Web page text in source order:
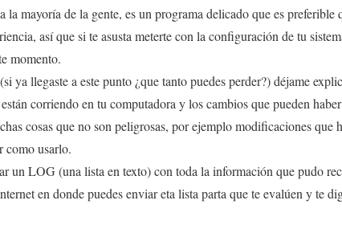
mayoría de la gente, es un programa delicado que es preferible
así que si te asusta meterte con la configuración de tu
momento.
ya llegaste a este punto ¿que tanto puedes perder?) déjame
corriendo en tu computadora y los cambios que pueden
cosas que no son peligrosas, por ejemplo modificaciones que
como usarlo.
un LOG (una lista en texto) con toda la información que pudo
en donde puedes enviar eta lista parta que te evalúen y te